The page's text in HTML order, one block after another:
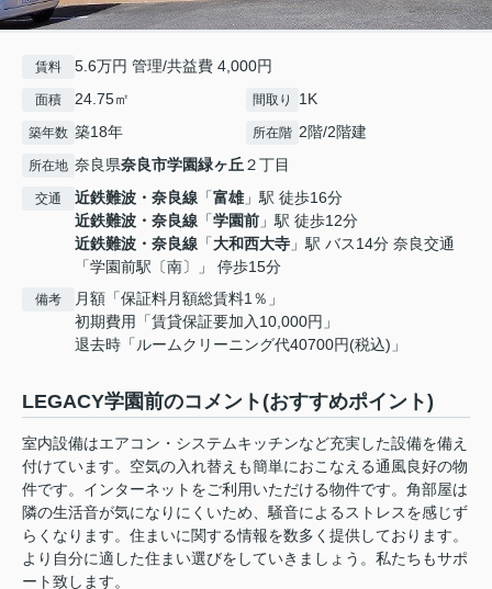
賃料 5.6万円 管理/共益費 4,000円
面積 24.75㎡ 間取り 1K
築年数 築18年 所在階 2階/2階建
所在地 奈良県奈良市学園緑ヶ丘 ２丁目
交通 近鉄難波・奈良線 「富雄」駅 徒歩16分
近鉄難波・奈良線 「学園前 」駅 徒歩12分
近鉄難波・奈良線 「大和西大寺 」駅 バス14分 奈良交通
「学園前駅〔南〕」 停歩15分
備考
月額「保証料月額総賃料1％」
初期費用「賃貸保証要加入10,000円」
退去時「ルームクリーニング代40700円(税込)」
LEGACY学園前のコメント(おすすめポイント)
室内設備はエアコン・システムキッチンなど充実した設備を備え
付けています。空気の入れ替えも簡単におこなえる通風良好の物
件です。インターネットをご利用いただける物件です。角部屋は
隣の生活音が気になりにくいため、騒音によるストレスを感じず
らくなります。住まいに関する情報を数多く提供しております。
より自分に適した住まい選びをしていきましょう。私たちもサポ
ート致します。